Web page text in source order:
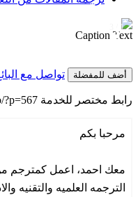
1 / 3
Caption Text
❮
أضف للمفضلة تواصل مع
رابط مختصر للخدمة ?p=567
مرحبا بكم
الترجمه العلميه والتقنيه